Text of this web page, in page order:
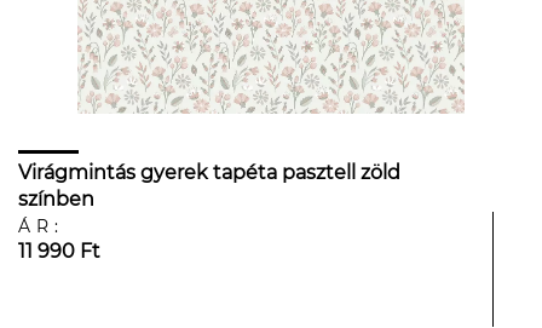
Virágmintás gyerek tapéta pasztell zöld
színben
ÁR:
11 990 Ft